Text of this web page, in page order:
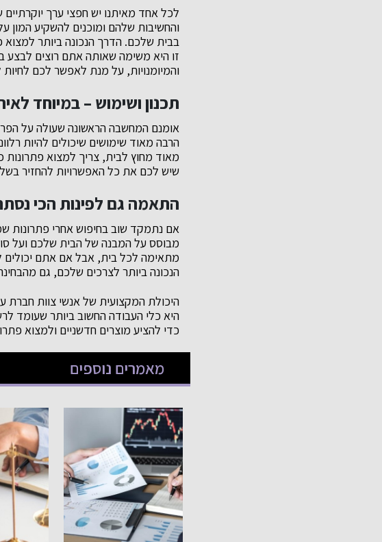
לכל אחד מאיתנו יש חפצי ערך
והחשיבות שלהם ומוכנים להשקיע המון
בבית שלכם. הדרך הנכונה ביותר
זו היא משימה שאותה אתם רוצים לבצע
והמיומנויות, על מנת לאפשר לכם
תכנון ושימוש – במיוחד
אומנם המחשבה הראשונה שעולה על
הרבה מאוד שימושים שיכולים להיות
מאוד מחוץ לבית, צריך למצוא פתרונות
שיש לכם את כל האפשרויות להחזיר
התאמה גם לפינות הכי
אם נתמקד שוב בחיפוש אחרי פתרונות
מבוסס על המבנה של הבית שלכם ועל
מתאימה לכל בית, אבל אם אתם
הנכונה ביותר לצרכים שלכם, גם
היכולת המקצועית של אנשי צוות חברת
היא כלי העבודה החשוב ביותר שעומד
כדי להציע מוצרים חדשניים ולמצוא
מאמרים נוספים